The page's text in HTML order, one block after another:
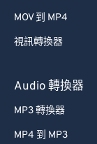
MOV 到 MP4
視訊轉換器
Audio 轉換器
MP3 轉換器
MP4 到 MP3